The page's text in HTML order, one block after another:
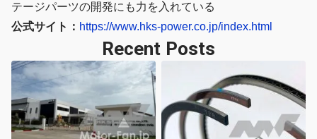
テージパーツの開発にも力を入れている
公式サイト： https://www.hks-power.co.jp/index.html
Recent Posts